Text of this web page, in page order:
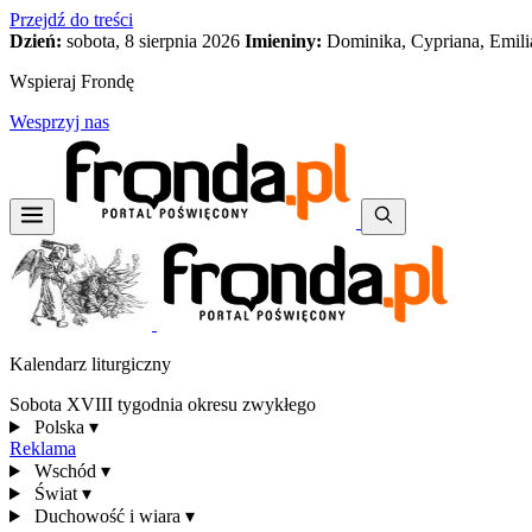
Przejdź do treści
Dzień: sobota, 8 sierpnia 2026 Imieniny: Dominika, Cypriana,
Wspieraj Frondę
Wesprzyj nas
Kalendarz liturgiczny
Sobota XVIII tygodnia okresu zwykłego
Polska ▾
Reklama
Wschód ▾
Świat ▾
Duchowość i wiara ▾